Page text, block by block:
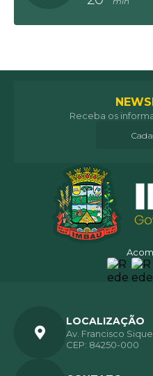
Receba os
LOCALIZAÇÃO
Av. Francisco
CEP: 84250-000